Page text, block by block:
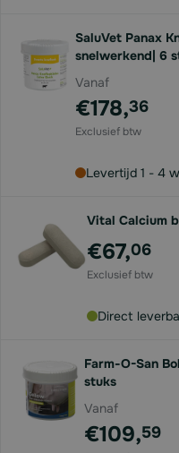
SaluVet Panax
snelwerkend| 6
Vanaf
€178,36
Levertijd 1 - 4
Vital Calcium
€67,06
Direct
Farm-O-San
stuks
Vanaf
€109,59